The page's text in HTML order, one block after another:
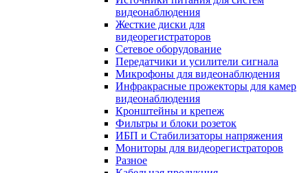
видеонаблюдения
Жесткие диски для
видеорегистраторов
Сетевое оборудование
Передатчики и усилители сигнала
Микрофоны для видеонаблюдения
Инфракрасные прожекторы для камер
видеонаблюдения
Кронштейны и крепеж
Фильтры и блоки розеток
ИБП и Стабилизаторы напряжения
Мониторы для видеорегистраторов
Разное